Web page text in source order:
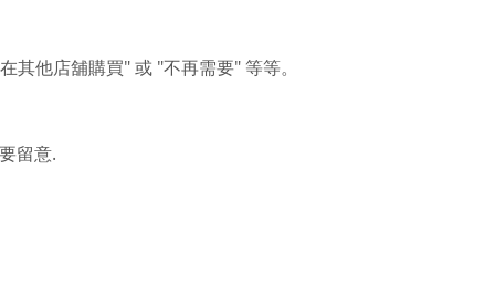
其他店舖購買" 或 "不再需要" 等等。
留意.